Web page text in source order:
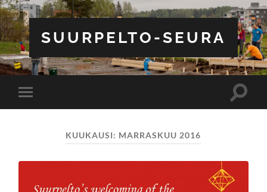
SUURPELTO-SEURA
Toggle
mobile
Toggle
KUUKAUSI: MARRASKUU 2016